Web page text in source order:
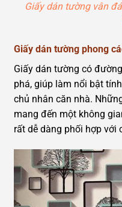
Giấy dán tường vân
Giấy dán tường phong
Giấy dán tường có
phá, giúp làm nổi bật
chủ nhân căn nhà.
mang đến một không
rất dễ dàng phối hợp với